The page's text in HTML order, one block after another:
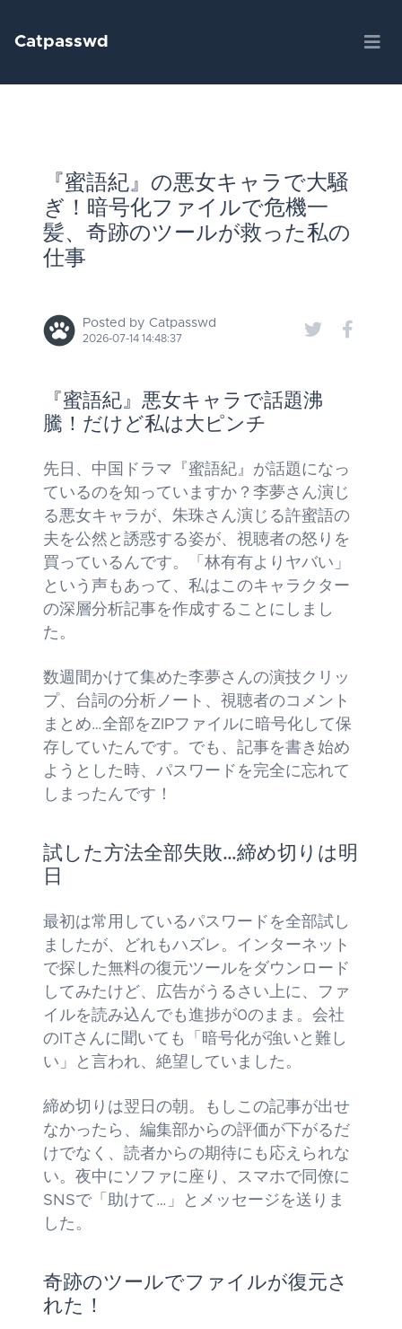
Catpasswd
『蜜語紀』の悪女キャラで大騒
ぎ！暗号化ファイルで危機一
髪、奇跡のツールが救った私の
仕事
Posted by Catpasswd
2026-07-14 14:48:37
『蜜語紀』悪女キャラで話題沸
騰！だけど私は大ピンチ
先日、中国ドラマ『蜜語紀』が話題になっ
ているのを知っていますか？李夢さん演じ
る悪女キャラが、朱珠さん演じる許蜜語の
夫を公然と誘惑する姿が、視聴者の怒りを
買っているんです。「林有有よりヤバい」
という声もあって、私はこのキャラクター
の深層分析記事を作成することにしまし
た。
数週間かけて集めた李夢さんの演技クリッ
プ、台詞の分析ノート、視聴者のコメント
まとめ…全部をZIPファイルに暗号化して保
存していたんです。でも、記事を書き始め
ようとした時、パスワードを完全に忘れて
しまったんです！
試した方法全部失敗…締め切りは明
日
最初は常用しているパスワードを全部試し
ましたが、どれもハズレ。インターネット
で探した無料の復元ツールをダウンロード
してみたけど、広告がうるさい上に、ファ
イルを読み込んでも進捗が0のまま。会社
のITさんに聞いても「暗号化が強いと難し
い」と言われ、絶望していました。
締め切りは翌日の朝。もしこの記事が出せ
なかったら、編集部からの評価が下がるだ
けでなく、読者からの期待にも応えられな
い。夜中にソファに座り、スマホで同僚に
SNSで「助けて…」とメッセージを送りま
した。
奇跡のツールでファイルが復元さ
れた！